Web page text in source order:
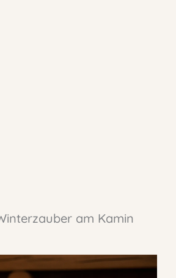
am Kamin